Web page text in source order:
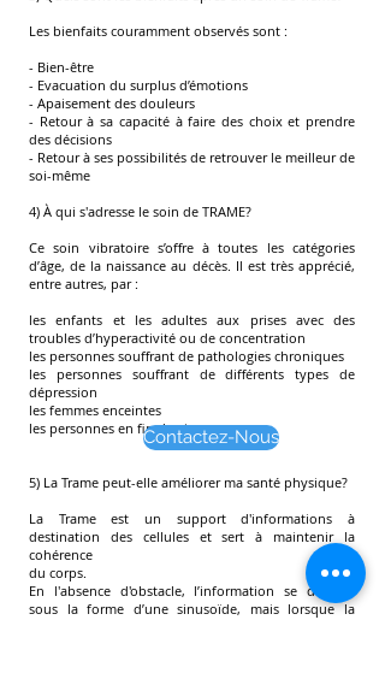
Les bienfaits couramment observés sont :
- Bien-être
- Evacuation du surplus d’émotions
- Apaisement des douleurs
- Retour à sa capacité à faire des choix et prendre
des décisions
- Retour à ses possibilités de retrouver le meilleur de
soi-même
4) À qui s'adresse le soin de TRAME?
Ce soin vibratoire s’offre à toutes les catégories
d’âge, de la naissance au décès. Il est très apprécié,
entre autres, par :
les enfants et les adultes aux prises avec des
troubles d’hyperactivité ou de concentration
les personnes souffrant de pathologies chroniques
les personnes souffrant de différents types de
dépression
les femmes enceintes
les personnes en fin de vie
5) La Trame peut-elle améliorer ma santé physique?
La Trame est un support d'informations à
destination des cellules et sert à maintenir la
cohérence
du corps.
En l'absence d'obstacle, l’information se déplace
sous la forme d’une sinusoïde, mais lorsque la
Contactez-Nous